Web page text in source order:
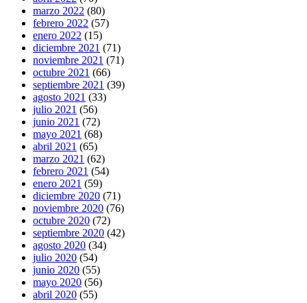
marzo 2022 (80)
febrero 2022 (57)
enero 2022 (15)
diciembre 2021 (71)
noviembre 2021 (71)
octubre 2021 (66)
septiembre 2021 (39)
agosto 2021 (33)
julio 2021 (56)
junio 2021 (72)
mayo 2021 (68)
abril 2021 (65)
marzo 2021 (62)
febrero 2021 (54)
enero 2021 (59)
diciembre 2020 (71)
noviembre 2020 (76)
octubre 2020 (72)
septiembre 2020 (42)
agosto 2020 (34)
julio 2020 (54)
junio 2020 (55)
mayo 2020 (56)
abril 2020 (55)